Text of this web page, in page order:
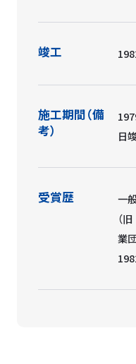
竣工
施工期間（備
考）
日
受賞歴
一
（
業